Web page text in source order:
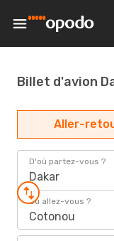
Billet d'avion
Aller-
D'où partez-vous ?
Dakar
Où allez-vous ?
Cotonou